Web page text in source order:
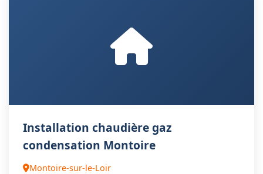
Installation chaudière gaz
condensation Montoire
Montoire-sur-le-Loir